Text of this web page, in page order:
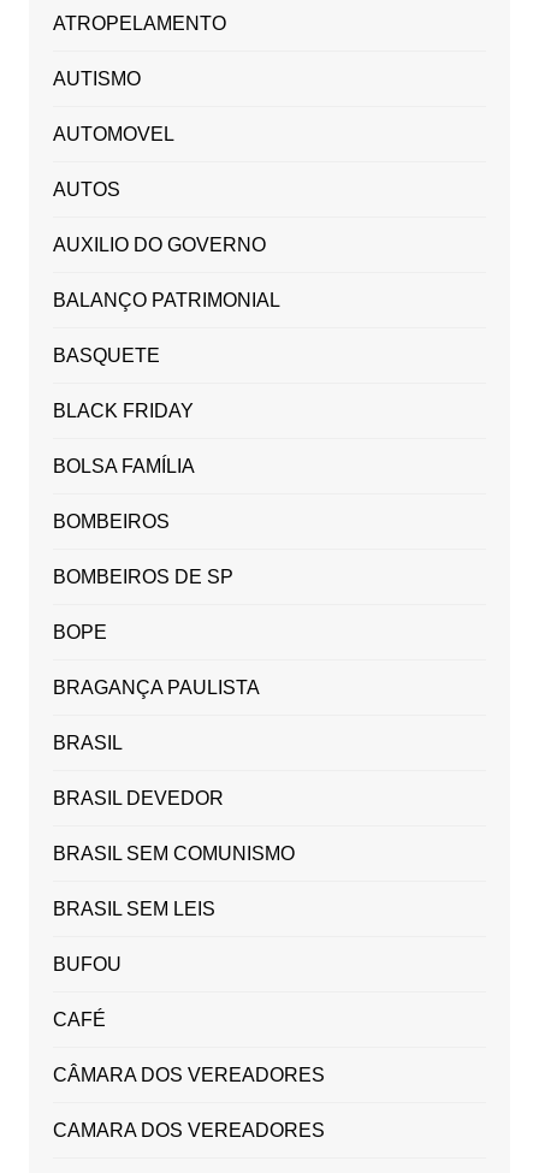
ATROPELAMENTO
AUTISMO
AUTOMOVEL
AUTOS
AUXILIO DO GOVERNO
BALANÇO PATRIMONIAL
BASQUETE
BLACK FRIDAY
BOLSA FAMÍLIA
BOMBEIROS
BOMBEIROS DE SP
BOPE
BRAGANÇA PAULISTA
BRASIL
BRASIL DEVEDOR
BRASIL SEM COMUNISMO
BRASIL SEM LEIS
BUFOU
CAFÉ
CÂMARA DOS VEREADORES
CAMARA DOS VEREADORES